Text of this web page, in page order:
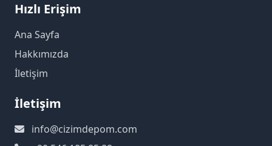
Hızlı Erişim
Ana Sayfa
Hakkımızda
İletişim
İletişim
info@cizimdepom.com